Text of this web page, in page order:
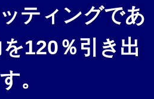
ティングであ
120％引き出
す。